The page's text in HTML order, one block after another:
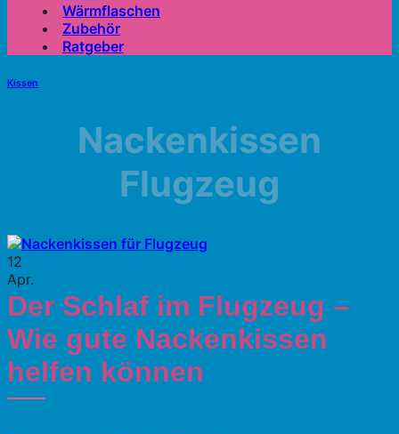
Wärmflaschen
Zubehör
Ratgeber
Kissen
Nackenkissen
Flugzeug
12
Apr.
Der Schlaf im Flugzeug –
Wie gute Nackenkissen
helfen können